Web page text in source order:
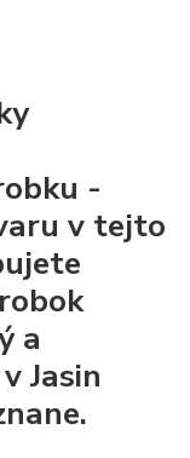
-
v tejto
a
Jasin